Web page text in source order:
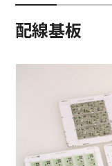
配線基板